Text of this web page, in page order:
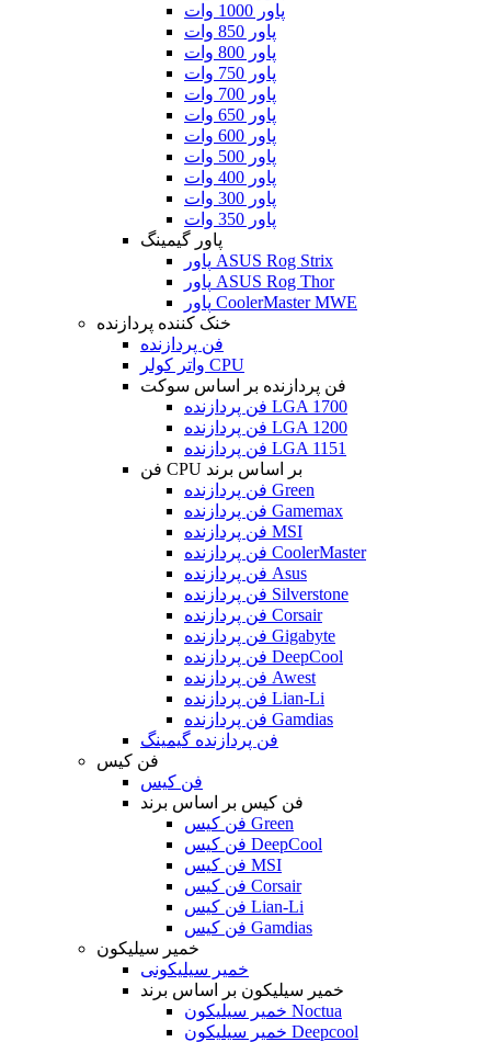
پاور 1000 وات
پاور 850 وات
پاور 800 وات
پاور 750 وات
پاور 700 وات
پاور 650 وات
پاور 600 وات
پاور 500 وات
پاور 400 وات
پاور 300 وات
پاور 350 وات
پاور گیمینگ
پاور ASUS Rog Strix
پاور ASUS Rog Thor
پاور CoolerMaster MWE
خنک کننده پردازنده
فن پردازنده
واتر کولر CPU
فن پردازنده بر اساس سوکت
فن پردازنده LGA 1700
فن پردازنده LGA 1200
فن پردازنده LGA 1151
فن CPU بر اساس برند
فن پردازنده Green
فن پردازنده Gamemax
فن پردازنده MSI
فن پردازنده CoolerMaster
فن پردازنده Asus
فن پردازنده Silverstone
فن پردازنده Corsair
فن پردازنده Gigabyte
فن پردازنده DeepCool
فن پردازنده Awest
فن پردازنده Lian-Li
فن پردازنده Gamdias
فن پردازنده گیمینگ
فن کیس
فن کیس
فن کیس بر اساس برند
فن کیس Green
فن کیس DeepCool
فن کیس MSI
فن کیس Corsair
فن کیس Lian-Li
فن کیس Gamdias
خمیر سیلیکون
خمیر سیلیکونی
خمیر سیلیکون بر اساس برند
خمیر سیلیکون Noctua
خمیر سیلیکون Deepcool